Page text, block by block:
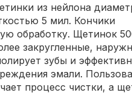
из нейлона
5 мил. Кончики
обработку. Щетинок
закругленные,
зубы и
эмали.
процесс чистки, а